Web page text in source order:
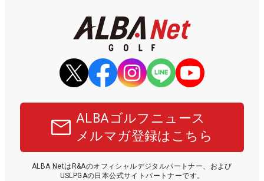
ALBAゴルフニュース
メルマガ登録はこちら
ALBA NetはR&Aのオフィシャルデジタルパートナー、および
USLPGAの日本公式サイトパートナーです。